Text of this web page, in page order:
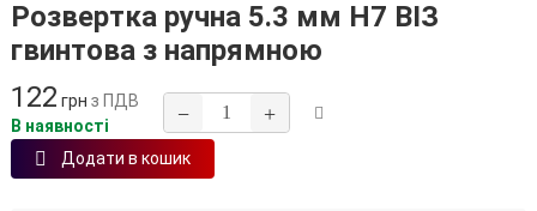
Розвертка ручна 5.3 мм H7 ВІЗ
гвинтова з напрямною
122 грн з ПДВ
В наявності
− +
Додати в кошик